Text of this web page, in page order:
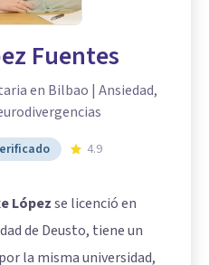
Fuentes
en Bilbao | Ansiedad,
4.9
Lópezse licenció en
de Deusto, tiene un
la misma universidad,